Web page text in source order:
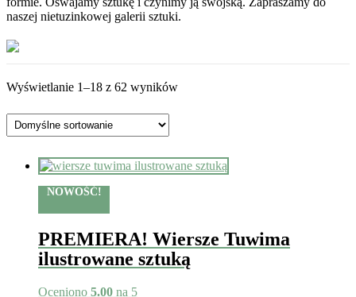
naszej nietuzinkowej galerii sztuki.
Wyświetlanie 1–18 z 62 wyników
NOWOŚĆ!
PREMIERA! Wiersze Tuwima
ilustrowane sztuką
Oceniono 5.00 na 5